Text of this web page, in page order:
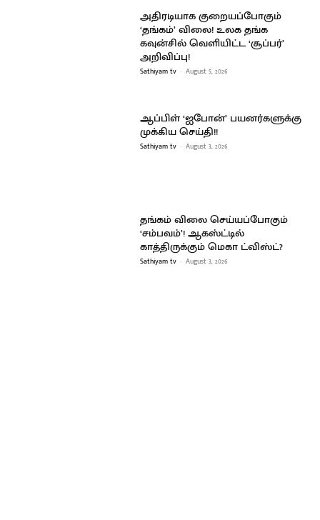
அதிரடியாக குறையப்போகும்
‘தங்கம்’ விலை! உலக தங்க
கவுன்சில் வெளியிட்ட ‘சூப்பர்’
அறிவிப்பு!
Sathiyam tv - August 5, 2026
ஆப்பிள் ‘ஐபோன்’ பயனர்களுக்கு
முக்கிய செய்தி!!
Sathiyam tv - August 3, 2026
தங்கம் விலை செய்யப்போகும்
‘சம்பவம்’! ஆகஸ்ட்டில்
காத்திருக்கும் மெகா ட்விஸ்ட்?
Sathiyam tv - August 3, 2026